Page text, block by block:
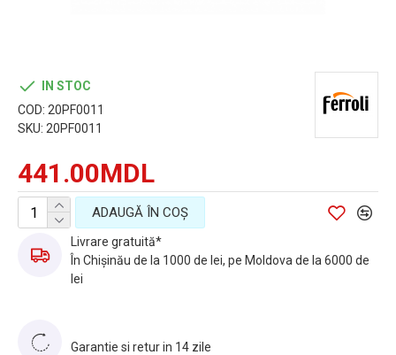
441.00MDL
IN STOC
COD: 20PF0011
SKU: 20PF0011
ADAUGĂ ÎN COŞ
Livrare gratuită*
În Chișinău de la 1000 de lei, pe Moldova de la 6000 de
lei
Garantie si retur in 14 zile